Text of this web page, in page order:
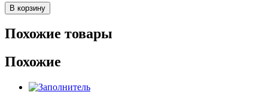
Количество
товара
Ключ
комбинированный
21mm
В корзину
Похожие товары
Похожие